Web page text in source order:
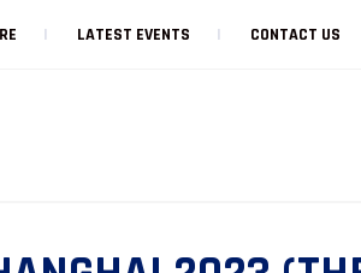
LATEST EVENTS CONTACT US